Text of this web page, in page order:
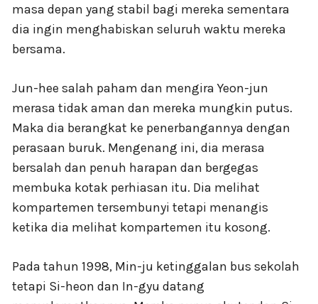
masa depan yang stabil bagi mereka sementara
dia ingin menghabiskan seluruh waktu mereka
bersama.
Jun-hee salah paham dan mengira Yeon-jun
merasa tidak aman dan mereka mungkin putus.
Maka dia berangkat ke penerbangannya dengan
perasaan buruk. Mengenang ini, dia merasa
bersalah dan penuh harapan dan bergegas
membuka kotak perhiasan itu. Dia melihat
kompartemen tersembunyi tetapi menangis
ketika dia melihat kompartemen itu kosong.
Pada tahun 1998, Min-ju ketinggalan bus sekolah
tetapi Si-heon dan In-gyu datang